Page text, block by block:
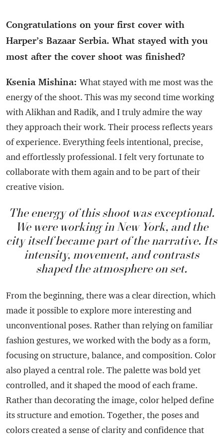
Congratulations on your first cover with
Harper’s Bazaar Serbia. What stayed with you
most after the cover shoot was finished?
Ksenia Mishina: What stayed with me most was the
energy of the shoot. This was my second time working
with Alikhan and Radik, and I truly admire the way
they approach their work. Their process reflects years
of experience. Everything feels intentional, precise,
and effortlessly professional. I felt very fortunate to
collaborate with them again and to be part of their
creative vision.
The energy of this shoot was exceptional.
We were working in New York, and the
city itself became part of the narrative. Its
intensity, movement, and contrasts
shaped the atmosphere on set.
From the beginning, there was a clear direction, which
made it possible to explore more interesting and
unconventional poses. Rather than relying on familiar
fashion gestures, we worked with the body as a form,
focusing on structure, balance, and composition. Color
also played a central role. The palette was bold yet
controlled, and it shaped the mood of each frame.
Rather than decorating the image, color helped define
its structure and emotion. Together, the poses and
colors created a sense of clarity and confidence that